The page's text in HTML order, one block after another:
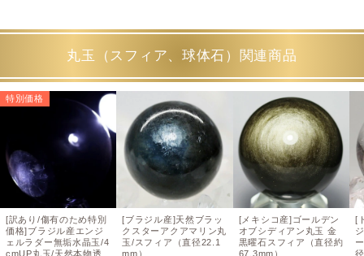
丸玉（スフィア、球体石）関連商品
特別価格
[訳あり/傷有のため特別
価格]ブラジル産エンジ
ェルラダー無垢水晶玉/4
cmUP丸玉/天然本物透
[ブラジル産]天然ブラッ
クスターアクアマリン丸
玉/スフィア（直径22.1
mm）
[メキシコ産]ゴールデン
オブシディアン丸玉 金
黒曜石スフィア（直径約
67.3mm）
[